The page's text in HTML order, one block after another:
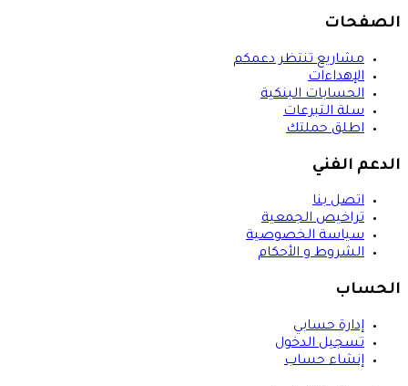
الصفحات
مشاريع تنتظر دعمكم
الإهداءات
الحسابات البنكية
سلة التبرعات
اطلق حملتك
الدعم الفني
اتصل بنا
تراخيص الجمعية
سياسة الخصوصية
الشروط و الأحكام
الحساب
إدارة حسابي
تسجيل الدخول
إنشاء حساب